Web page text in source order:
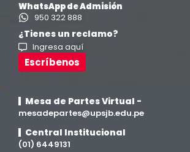
Ingeniería en Enología y Viticultura
Investigación y Responsabilidad Social
Medicina Veterinaria y Zootecnia
Movilidad Académica
WhatsApp de Admisión
950 322 888
¿Tienes un reclamo?
Ingresa aquí
Escríbenos
Mesa de Partes Virtual -
mesadepartes@upsjb.edu.pe
Central Institucional
(01) 6449131